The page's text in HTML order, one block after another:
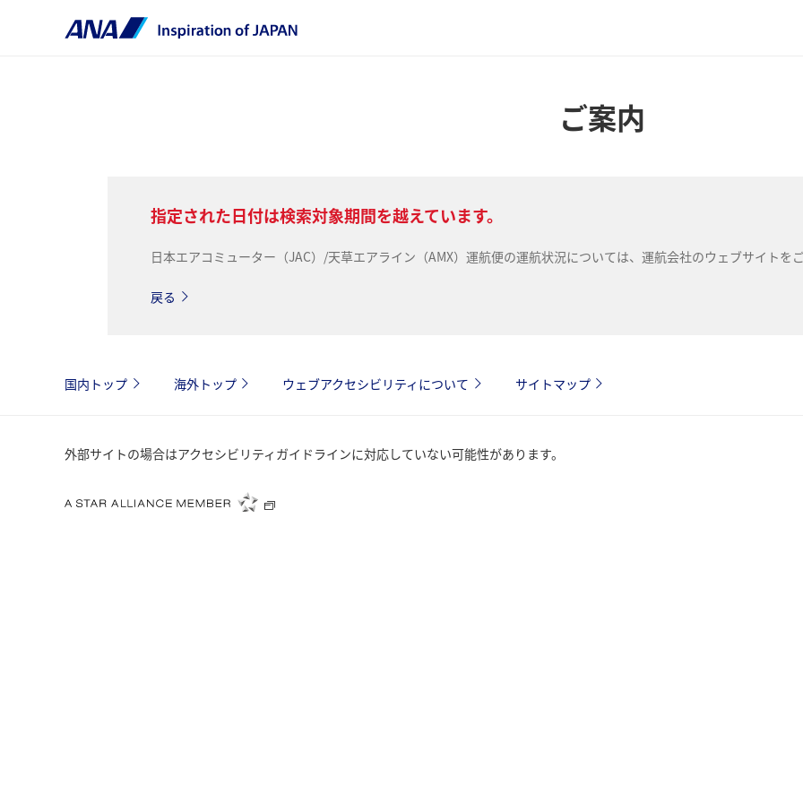
ご案内
指定された日付は検索対象期間を越えています。
日本エアコミューター（JAC）/天草エアライン（AMX）運航便の運航状況については、運航会社のウェブサイトを
戻る
国内トップ 海外トップ ウェブアクセシビリティについて サイトマップ
外部サイトの場合はアクセシビリティガイドラインに対応していない可能性があります。